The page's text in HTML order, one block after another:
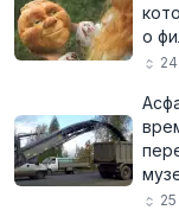
о
24
25